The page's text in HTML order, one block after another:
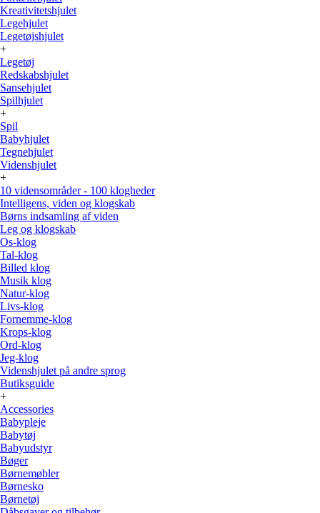
Kreativitetshjulet
Legehjulet
Legetøjshjulet
+
Legetøj
Redskabshjulet
Sansehjulet
Spilhjulet
+
Spil
Babyhjulet
Tegnehjulet
Videnshjulet
+
10 vidensområder - 100 klogheder
Intelligens, viden og klogskab
Børns indsamling af viden
Leg og klogskab
Os-klog
Tal-klog
Billed klog
Musik klog
Natur-klog
Livs-klog
Fornemme-klog
Krops-klog
Ord-klog
Jeg-klog
Videnshjulet på andre sprog
Butiksguide
+
Accessories
Babypleje
Babytøj
Babyudstyr
Bøger
Børnemøbler
Børnesko
Børnetøj